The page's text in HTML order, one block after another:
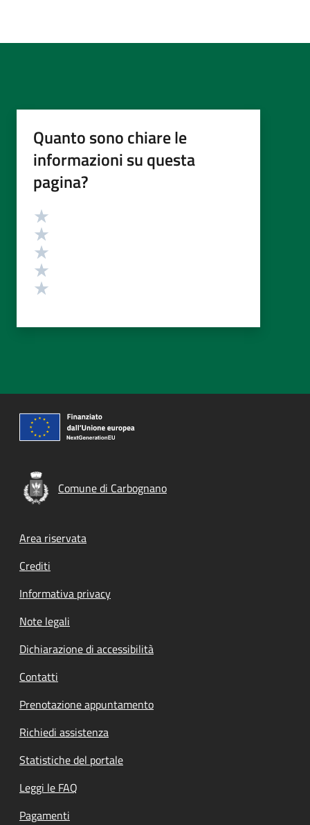
Quanto sono chiare le
informazioni su questa
pagina?
Valutazione
Comune di Carbognano
Footer menu
Area riservata
Crediti
Informativa privacy
Note legali
Dichiarazione di accessibilità
Contatti
Prenotazione appuntamento
Richiedi assistenza
Statistiche del portale
Leggi le FAQ
Pagamenti